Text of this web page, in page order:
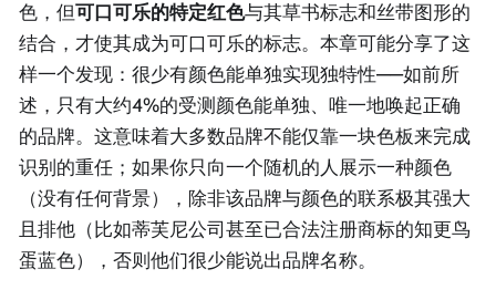
色，但可口可乐的特定红色与其草书标志和丝带图形的
结合，才使其成为可口可乐的标志。本章可能分享了这
样一个发现：很少有颜色能单独实现独特性——如前所
述，只有大约4%的受测颜色能单独、唯一地唤起正确
的品牌。这意味着大多数品牌不能仅靠一块色板来完成
识别的重任；如果你只向一个随机的人展示一种颜色
（没有任何背景），除非该品牌与颜色的联系极其强大
且排他（比如蒂芙尼公司甚至已合法注册商标的知更鸟
蛋蓝色），否则他们很少能说出品牌名称。